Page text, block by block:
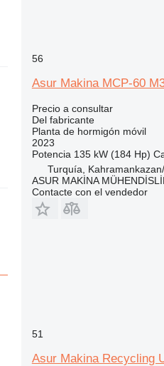
56
Asur Makina MCP-60
Precio a consultar
Del fabricante
Planta de hormigón móvil
2023
Potencia 135 kW (184 Hp)
Turquía,
ASUR MAKİNA
Contacte con el vendedor
51
Asur Makina Recycling